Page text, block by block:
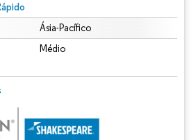
Ásia-Pacífico
Médio
O reuso requer atribuição conforme CC BY 4.0.